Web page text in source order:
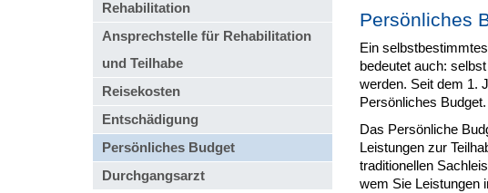
Rehabilitation
Ansprechstelle für Rehabilitation
und Teilhabe
Reisekosten
Entschädigung
Persönliches Budget
Durchgangsarzt
Persönliches
Ein
bedeutet auch:
werden. Seit dem 1.
Persönliches Budget.
Das Persönliche
Leistungen zur
traditionellen
wem Sie Leistungen